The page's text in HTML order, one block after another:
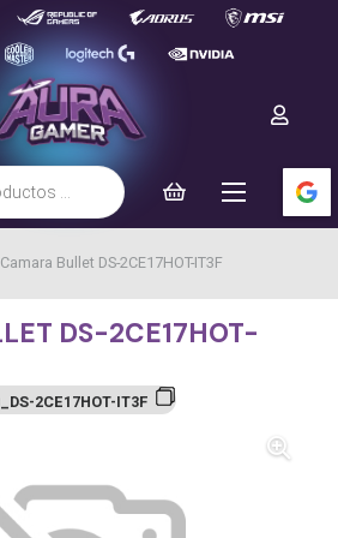
Camara Bullet DS-2CE17HOT-IT3F
DS-2CE17HOT-
2CE17HOT-IT3F